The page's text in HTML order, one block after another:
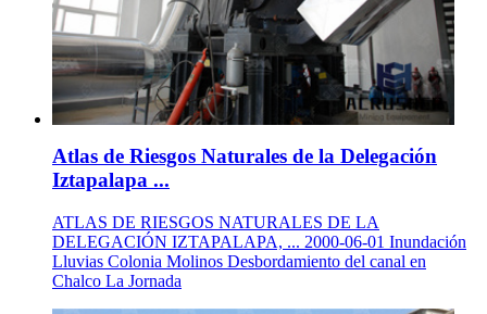
Atlas de Riesgos Naturales de la Delegación
Iztapalapa ...
ATLAS DE RIESGOS NATURALES DE LA
DELEGACIÓN IZTAPALAPA, ... 2000-06-01 Inundación
Lluvias Colonia Molinos Desbordamiento del canal en
Chalco La Jornada